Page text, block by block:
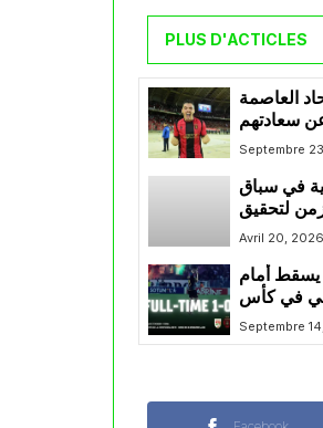
PLUS D'ACTICLES
العاصمة
سعادتهم
المجموعات
Septembre
جويلية في سباق
لتحقيق
القصوى قبل
Avril 20, 2026
يسقط أمام
في كأس
الكاف
Septembre